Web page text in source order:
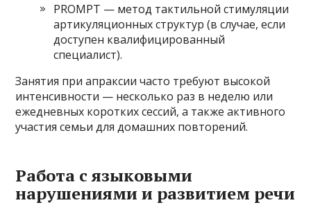
PROMPT — метод тактильной стимуляции
артикуляционных структур (в случае, если
доступен квалифицированный
специалист).
Занятия при апраксии часто требуют высокой
интенсивности — несколько раз в неделю или
ежедневных коротких сессий, а также активного
участия семьи для домашних повторений.
Работа с языковыми
нарушениями и развитием речи